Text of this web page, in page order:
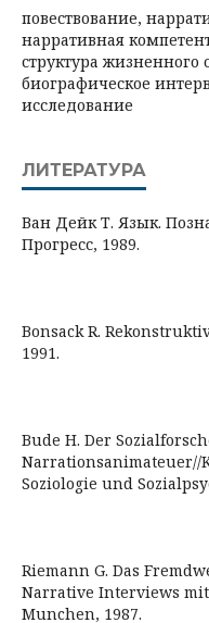
повествование,
нарративная
структура жизненного
биографическое
исследование
ЛИТЕРАТУРА
Ван Дейк Т. Язык.
Прогресс, 1989.
Bonsack R.
1991.
Bude H. Der
Soziologie und
Riemann G. Das
Narrative Interviews
Munchen, 1987.